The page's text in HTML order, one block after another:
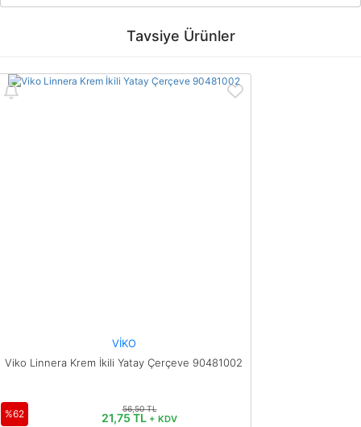
Bu ürüne ilk yorumu siz yapın!
Yorum Yaz
Bu ürünün fiyat bilgisi, resim, ürün açıklamalarında ve diğer
Ürün resmi kalitesiz, bozuk veya görüntülenemiyor.
Tavsiye Ürünler
VİKO
Viko Linnera Krem İkili Yatay Çerçeve 90481002
%62 56,50 TL
21,75 TL + KDV